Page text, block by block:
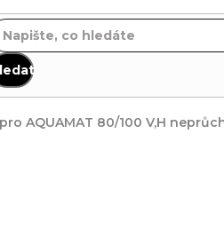
AQUAMAT 80/100 V,H